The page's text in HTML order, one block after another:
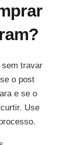
sem travar
o post
e se o
Use